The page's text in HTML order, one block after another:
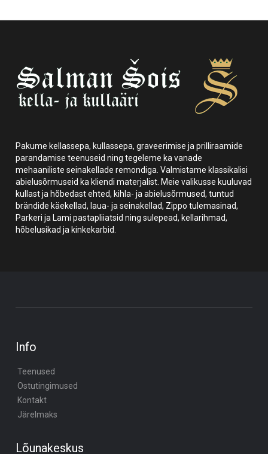
Pakume kellassepa, kullassepa, graveerimise ja prilliraamide
parandamise teenuseid ning tegeleme ka vanade
mehaaniliste seinakellade remondiga. Valmistame klassikalisi
abielusõrmuseid ka kliendi materjalist. Meie valikusse kuuluvad
kullast ja hõbedast ehted, kihla- ja abielusõrmused, tuntud
brändide käekellad, laua- ja seinakellad, Zippo tulemasinad,
Parkeri ja Lami pastapliiatsid ning sulepead, kellarihmad,
hõbelusikad ja kinkekarbid.
Info
Teenused
Ostutingimused
Kontakt
Järelmaks
Lõunakeskus